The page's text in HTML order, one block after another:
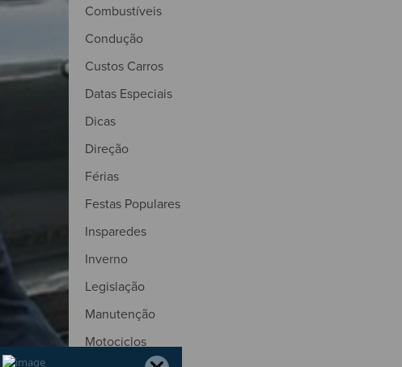
Combustíveis
Condução
Custos Carros
Datas Especiais
Dicas
Direção
Férias
Festas Populares
Insparedes
Inverno
Legislação
Manutenção
Motociclos